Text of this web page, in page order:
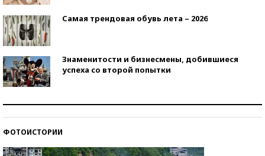
Самая трендовая обувь лета – 2026
Знаменитости и бизнесмены, добившиеся
успеха со второй попытки
ФОТОИСТОРИИ